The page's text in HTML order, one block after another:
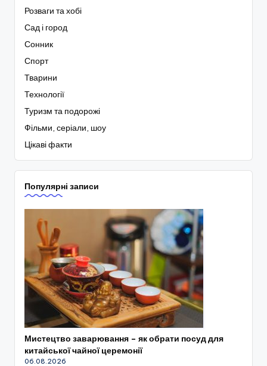
Розваги та хобі
Сад і город
Сонник
Спорт
Тварини
Технології
Туризм та подорожі
Фільми, серіали, шоу
Цікаві факти
Популярні записи
Мистецтво заварювання – як обрати посуд для
китайської чайної церемонії
06.08.2026